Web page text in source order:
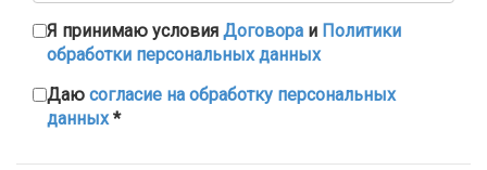
Я принимаю условия Договора и Политики
обработки персональных данных
Даю согласие на обработку персональных
данных*